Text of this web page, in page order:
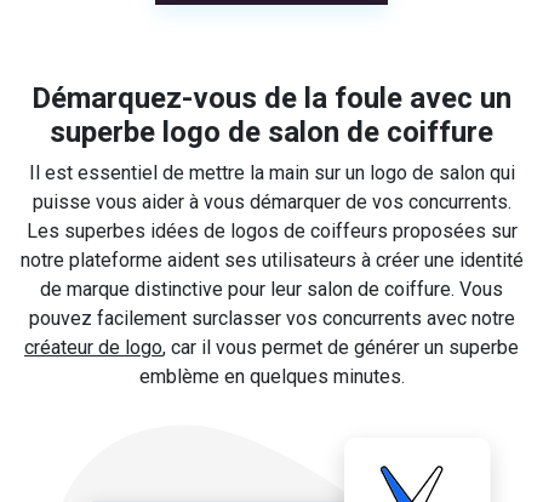
Démarquez-vous de la foule avec un
superbe logo de salon de coiffure
Il est essentiel de mettre la main sur un logo de salon qui
puisse vous aider à vous démarquer de vos concurrents.
Les superbes idées de logos de coiffeurs proposées sur
notre plateforme aident ses utilisateurs à créer une identité
de marque distinctive pour leur salon de coiffure. Vous
pouvez facilement surclasser vos concurrents avec notre
créateur de logo, car il vous permet de générer un superbe
emblème en quelques minutes.